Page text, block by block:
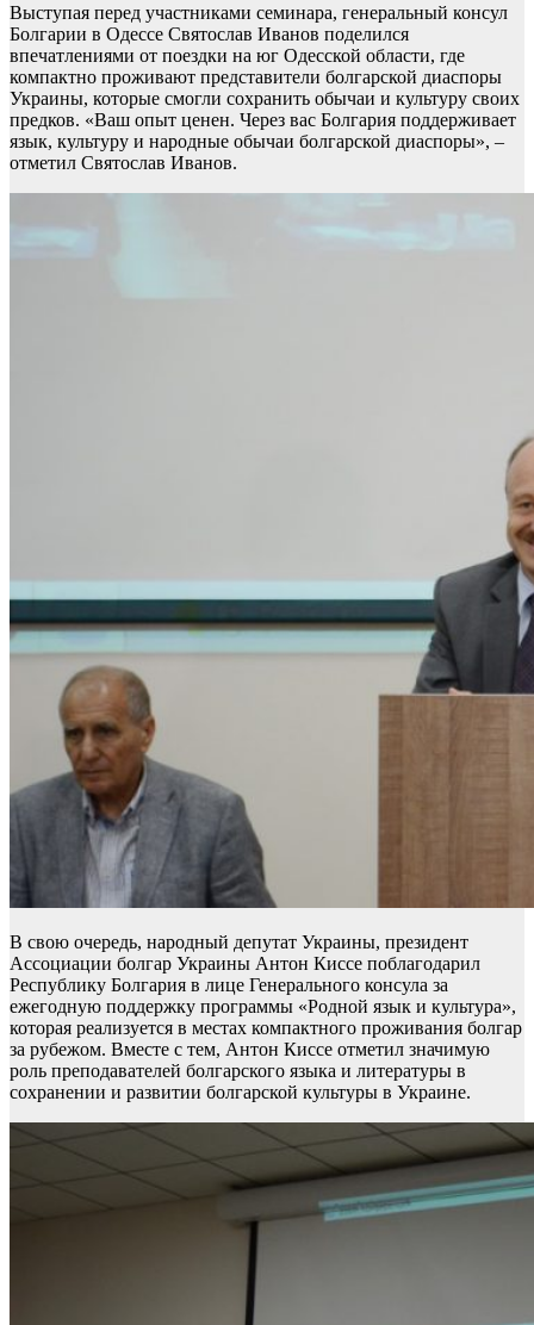
Выступая перед участниками семинара, генеральный консул
Болгарии в Одессе Святослав Иванов поделился
впечатлениями от поездки на юг Одесской области, где
компактно проживают представители болгарской диаспоры
Украины, которые смогли сохранить обычаи и культуру своих
предков. «Ваш опыт ценен. Через вас Болгария поддерживает
язык, культуру и народные обычаи болгарской диаспоры», –
отметил Святослав Иванов.
В свою очередь, народный депутат Украины, президент
Ассоциации болгар Украины Антон Киссе поблагодарил
Республику Болгария в лице Генерального консула за
ежегодную поддержку программы «Родной язык и культура»,
которая реализуется в местах компактного проживания болгар
за рубежом. Вместе с тем, Антон Киссе отметил значимую
роль преподавателей болгарского языка и литературы в
сохранении и развитии болгарской культуры в Украине.